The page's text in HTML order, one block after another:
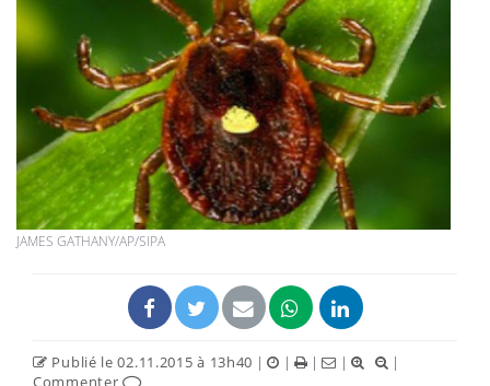
JAMES GATHANY/AP/SIPA
Publié le 02.11.2015 à 13h40 | | | |
|
Commenter